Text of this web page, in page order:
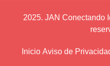
2025. JAN Conectando
Inicio Aviso de